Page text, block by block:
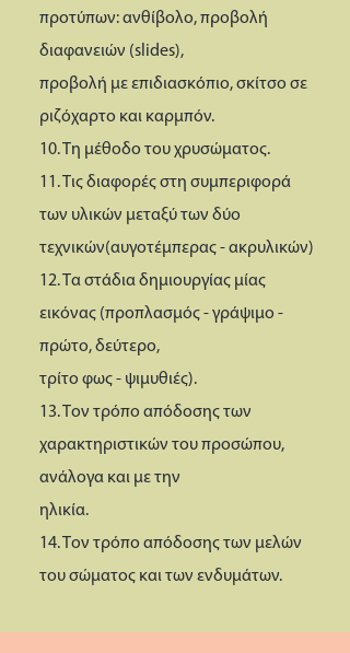
προτύπων: ανθίβολο, προβολή
διαφανειών (slides),
προβολή με επιδιασκόπιο, σκίτσο σε
ριζόχαρτο και καρμπόν.
10. Τη μέθοδο του χρυσώματος.
11. Τις διαφορές στη συμπεριφορά
των υλικών μεταξύ των δύο
τεχνικών(αυγοτέμπερας - ακρυλικών)
12. Τα στάδια δημιουργίας μίας
εικόνας (προπλασμός - γράψιμο -
πρώτο, δεύτερο,
τρίτο φως - ψιμυθιές).
13. Τον τρόπο απόδοσης των
χαρακτηριστικών του προσώπου,
ανάλογα και με την
ηλικία.
14. Τον τρόπο απόδοσης των μελών
του σώματος και των ενδυμάτων.